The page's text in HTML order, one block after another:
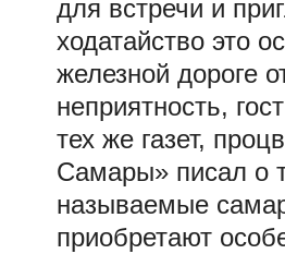
для встречи и
ходатайство это
железной дороге
неприятность,
тех же газет,
Самары» писал о
называемые
приобретают